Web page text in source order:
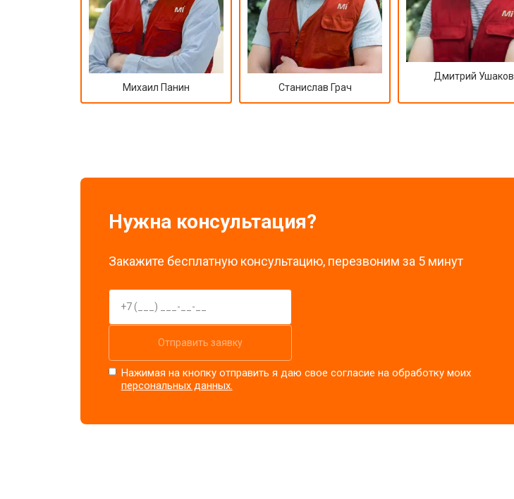
Михаил Панин Станислав Грач
Дмитрий Ушаков
Нужна консультация?
Закажите бесплатную консультацию, перезвоним за 5 минут
Отправить заявку
Нажимая на кнопку отправить я даю свое согласие на обработку моих
персональных данных.